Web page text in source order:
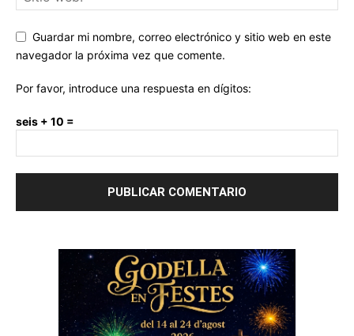
Guardar mi nombre, correo electrónico y sitio web en este
navegador la próxima vez que comente.
Por favor, introduce una respuesta en dígitos:
seis + 10 =